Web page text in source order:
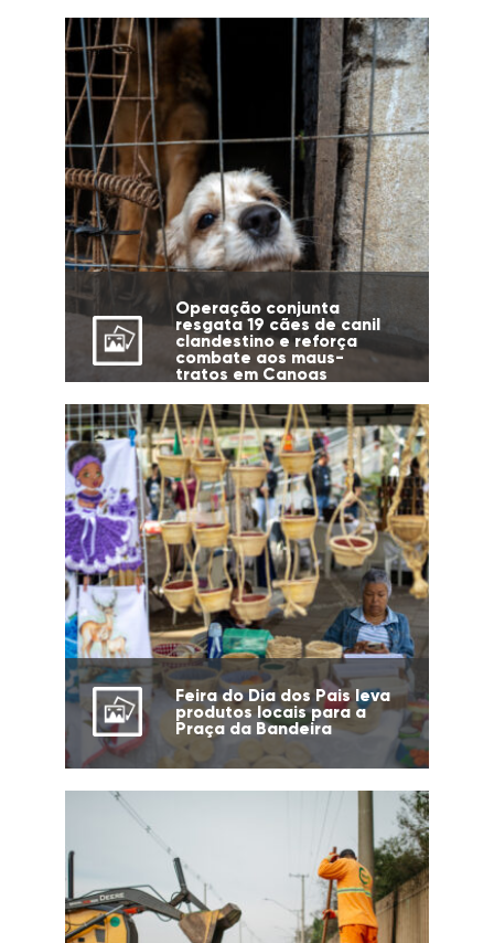
Operação conjunta
resgata 19 cães de canil
clandestino e reforça
combate aos maus-
tratos em Canoas
Feira do Dia dos Pais leva
produtos locais para a
Praça da Bandeira